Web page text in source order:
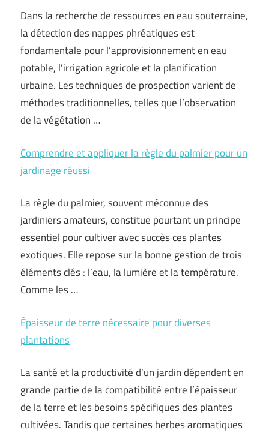
Dans la recherche de ressources en eau souterraine,
la détection des nappes phréatiques est
fondamentale pour l’approvisionnement en eau
potable, l’irrigation agricole et la planification
urbaine. Les techniques de prospection varient de
méthodes traditionnelles, telles que l’observation
de la végétation …
Comprendre et appliquer la règle du palmier pour un
jardinage réussi
La règle du palmier, souvent méconnue des
jardiniers amateurs, constitue pourtant un principe
essentiel pour cultiver avec succès ces plantes
exotiques. Elle repose sur la bonne gestion de trois
éléments clés : l’eau, la lumière et la température.
Comme les …
Épaisseur de terre nécessaire pour diverses
plantations
La santé et la productivité d’un jardin dépendent en
grande partie de la compatibilité entre l’épaisseur
de la terre et les besoins spécifiques des plantes
cultivées. Tandis que certaines herbes aromatiques